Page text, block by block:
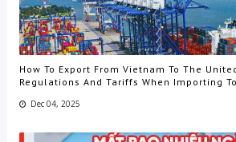
How To Export From Vietnam To The
Regulations And Tariffs When Importing
Dec 04, 2025